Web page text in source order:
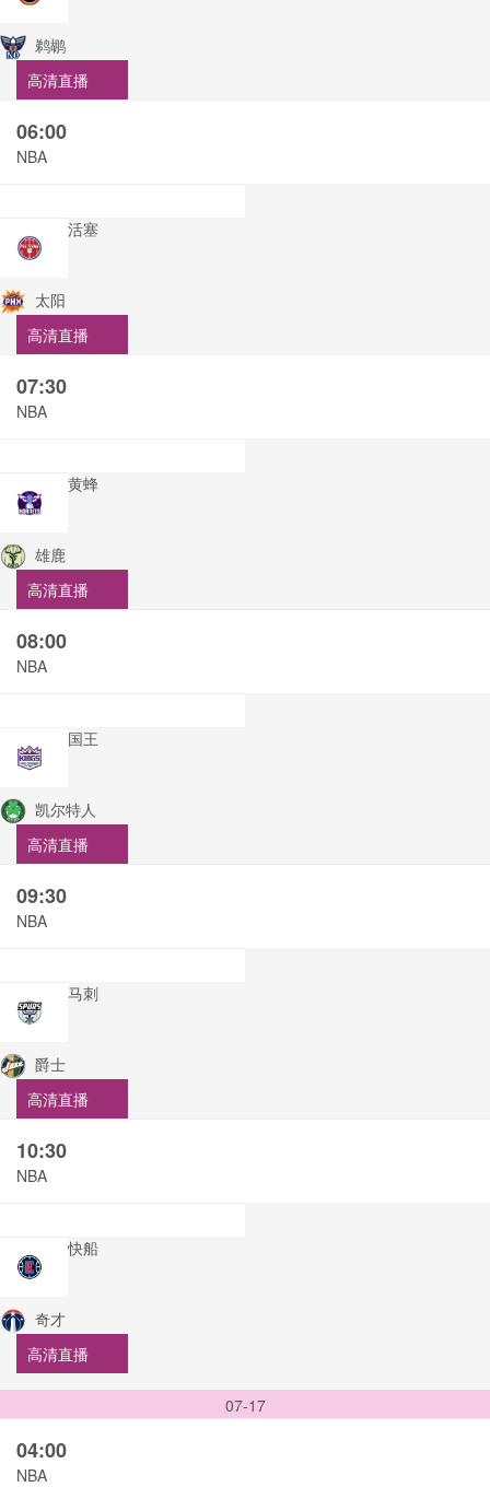
鹈鹕
高清直播
06:00
NBA
活塞
太阳
高清直播
07:30
NBA
黄蜂
雄鹿
高清直播
08:00
NBA
国王
凯尔特人
高清直播
09:30
NBA
马刺
爵士
高清直播
10:30
NBA
快船
奇才
高清直播
07-17
04:00
NBA